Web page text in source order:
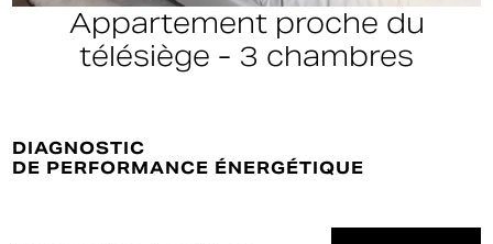
Appartement proche du
télésiège - 3 chambres
DIAGNOSTIC
DE PERFORMANCE ÉNERGÉTIQUE